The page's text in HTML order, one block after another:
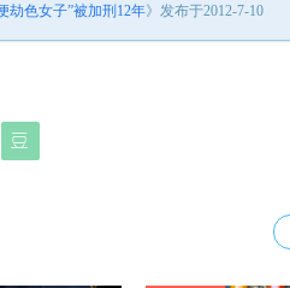
劫色女子”被加刑12年》发布于2012-7-10
